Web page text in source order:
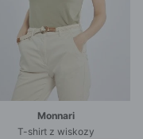
Monnari
T-shirt z wiskozy